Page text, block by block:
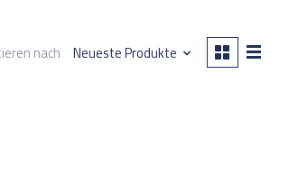
nach Neueste Produkte